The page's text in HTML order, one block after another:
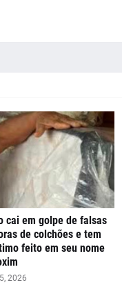
cai em golpe de falsas
de colchões e tem
feito em seu nome
2026